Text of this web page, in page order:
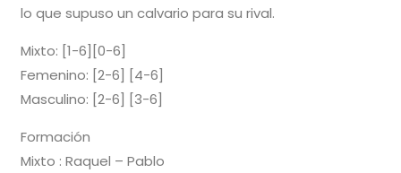
lo que supuso un calvario para su rival.
Mixto: [1-6][0-6]
Femenino: [2-6] [4-6]
Masculino: [2-6] [3-6]
Formación
Mixto : Raquel – Pablo